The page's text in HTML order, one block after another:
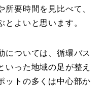
所要時間を見比べて、
とよいと思います。
については、循環バス
いった地域の足が整え
ットの多くは中心部か